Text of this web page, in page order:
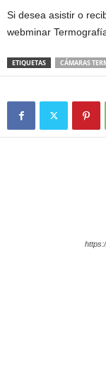
Si desea asistir o
webminar
ETIQUETAS CÁMARAS